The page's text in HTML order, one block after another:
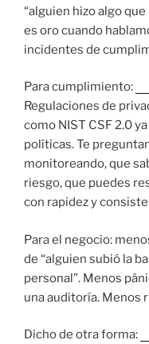
“alguien hizo algo
es oro cuando
incidentes de
Para cumplimiento:
Regulaciones de
como NIST CSF 2.0
políticas. Te
monitoreando, que
riesgo, que puedes
con rapidez y
Para el negocio:
de “alguien subió la
personal”. Menos
una auditoría. Menos
Dicho de otra forma: